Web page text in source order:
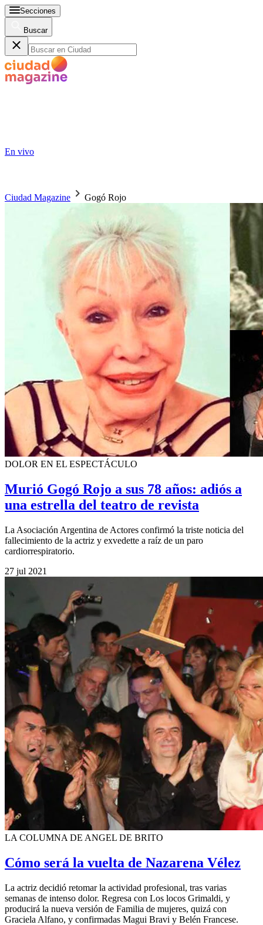
Secciones
Buscar
En vivo
Ciudad Magazine Gogó Rojo
DOLOR EN EL ESPECTÁCULO
Murió Gogó Rojo a sus 78 años: adiós a
una estrella del teatro de revista
La Asociación Argentina de Actores confirmó la triste noticia del
fallecimiento de la actriz y exvedette a raíz de un paro
cardiorrespiratorio.
27 jul 2021
LA COLUMNA DE ANGEL DE BRITO
Cómo será la vuelta de Nazarena Vélez
La actriz decidió retomar la actividad profesional, tras varias
semanas de intenso dolor. Regresa con Los locos Grimaldi, y
producirá la nueva versión de Familia de mujeres, quizá con
Graciela Alfano, y confirmadas Magui Bravi y Belén Francese.